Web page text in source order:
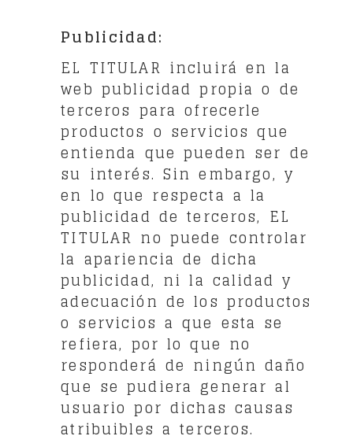
Publicidad:
EL TITULAR incluirá en la
web publicidad propia o de
terceros para ofrecerle
productos o servicios que
entienda que pueden ser de
su interés. Sin embargo, y
en lo que respecta a la
publicidad de terceros, EL
TITULAR no puede controlar
la apariencia de dicha
publicidad, ni la calidad y
adecuación de los productos
o servicios a que esta se
refiera, por lo que no
responderá de ningún daño
que se pudiera generar al
usuario por dichas causas
atribuibles a terceros.